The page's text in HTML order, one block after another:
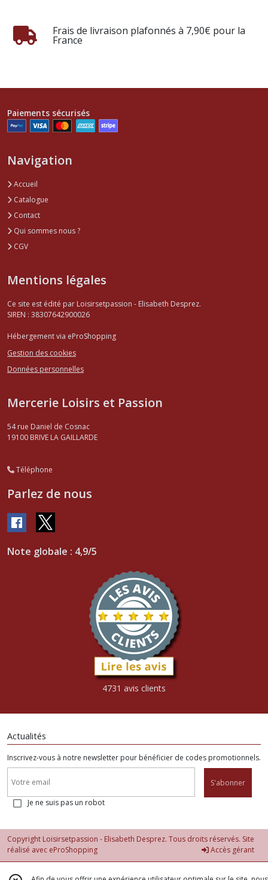
Frais de livraison plafonnés à 7,90€ pour la
France
Paiements sécurisés
Navigation
Accueil
Catalogue
Contact
Qui sommes nous ?
CGV
Mentions légales
Ce site est édité par Loisirsetpassion - Elisabeth Desprez.
SIREN : 38307642900026
Hébergement via eProShopping
Gestion des cookies
Données personnelles
Mercerie Loisirs et Passion
54 rue Daniel de Cosnac
19100 BRIVE LA GAILLARDE
Téléphone
Parlez de nous
Note globale : 4,9/5
4731 avis clients
Actualités
Inscrivez-vous à notre newsletter pour bénéficier de codes promotionnels.
S'abonner
Je ne suis pas un robot
Copyright Loisirsetpassion - Elisabeth Desprez. Tous droits réservés. Site
réalisé avec eProShopping Accès gérant